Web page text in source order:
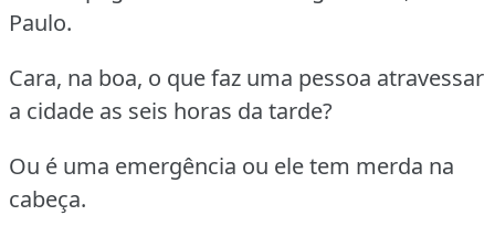
Paulo.
Cara, na boa, o que faz uma pessoa atravessar
a cidade as seis horas da tarde?
Ou é uma emergência ou ele tem merda na
cabeça.